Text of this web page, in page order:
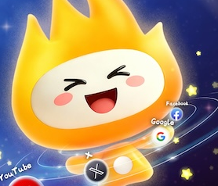
支持[0] 反对[0]
旋风加速器
软件中心
银河加速器
anyconnect 荔枝加速器